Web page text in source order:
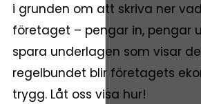
i grunden om att skriva ner
företaget – pengar in, pengar
spara underlagen som visar
regelbundet blir företagets
trygg. Låt oss visa hur!